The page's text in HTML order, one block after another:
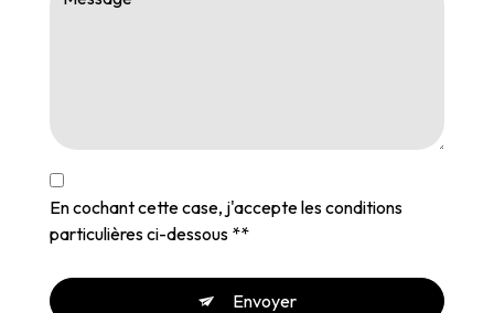
En cochant cette case, j'accepte les conditions
particulières ci-dessous **
Envoyer